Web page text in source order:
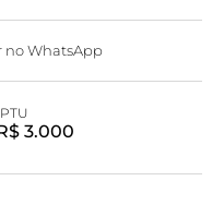
no WhatsApp
3.000